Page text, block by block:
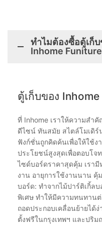
ทำไมต้องซื้อตู้เก็
Inhome
ตู้เก็บของ
ที่ Inhome เราให้ความสำ
ดีไซน์ ทันสมัย สไตล์โมเดิ
ฟังก์ชั่นถูกคิดค้นเพื่อให้ใช้ง
ประโยชน์สูงสุดเพื่อตอบโจ
ไซด์บอร์ดราคาสุดคุ้ม เรา
งาน อายุการใช้งานนาน คุ้
บอร์ด: ทำจากไม้ปาร์ติเกิ้ล
พิเศษ ทำให้มีความทนทาน
ถอดประกอบเคลื่อนย้ายได้
ตั้งฟรีในกรุงเทพฯ และปริ